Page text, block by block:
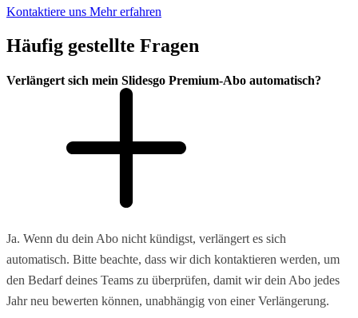
Kontaktiere uns Mehr erfahren
Häufig gestellte Fragen
Verlängert sich mein Slidesgo Premium-Abo automatisch?
Ja. Wenn du dein Abo nicht kündigst, verlängert es sich
automatisch. Bitte beachte, dass wir dich kontaktieren werden, um
den Bedarf deines Teams zu überprüfen, damit wir dein Abo jedes
Jahr neu bewerten können, unabhängig von einer Verlängerung.